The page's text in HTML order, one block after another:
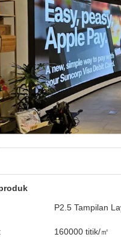
P2.5 Tampilan
160000 titik/㎡